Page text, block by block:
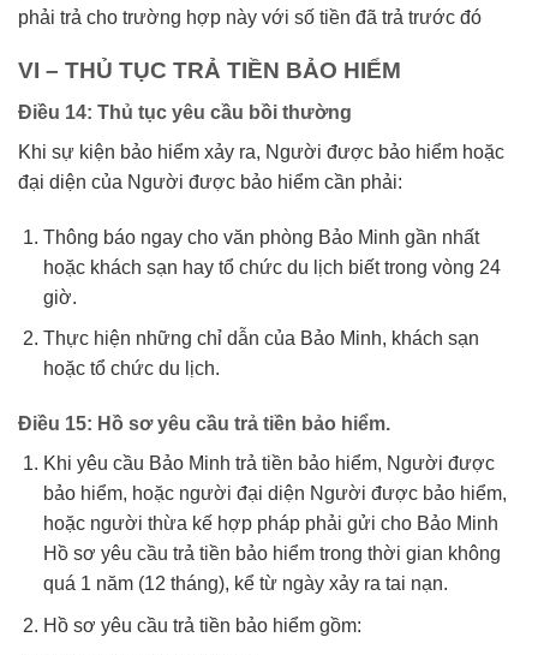
phải trả cho trường hợp này với số tiền đã trả trước đó
VI – THỦ TỤC TRẢ TIỀN BẢO HIỂM
Điều 14: Thủ tục yêu cầu bồi thường
Khi sự kiện bảo hiểm xảy ra, Người được bảo hiểm hoặc
đại diện của Người được bảo hiểm cần phải:
Thông báo ngay cho văn phòng Bảo Minh gần nhất
hoặc khách sạn hay tổ chức du lịch biết trong vòng 24
giờ.
Thực hiện những chỉ dẫn của Bảo Minh, khách sạn
hoặc tổ chức du lịch.
Điều 15: Hồ sơ yêu cầu trả tiền bảo hiểm.
Khi yêu cầu Bảo Minh trả tiền bảo hiểm, Người được
bảo hiểm, hoặc người đại diện Người được bảo hiểm,
hoặc người thừa kế hợp pháp phải gửi cho Bảo Minh
Hồ sơ yêu cầu trả tiền bảo hiểm trong thời gian không
quá 1 năm (12 tháng), kể từ ngày xảy ra tai nạn.
Hồ sơ yêu cầu trả tiền bảo hiểm gồm: